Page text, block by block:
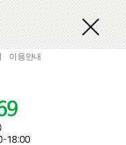
이용안내